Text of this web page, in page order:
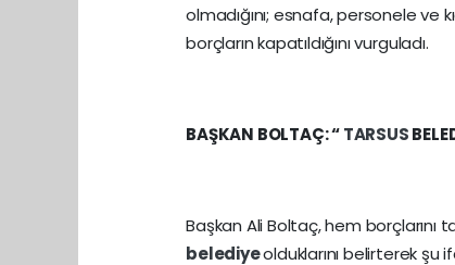
olmadığını; esnafa, personele ve
borçların kapatıldığını vurguladı.
BAŞKAN BOLTAÇ: “TARSUS
Başkan Ali Boltaç, hem
belediyeolduklarını belirterek şu